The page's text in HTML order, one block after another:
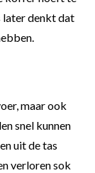
later denkt dat
maar ook
snel kunnen
uit de tas
verloren sok